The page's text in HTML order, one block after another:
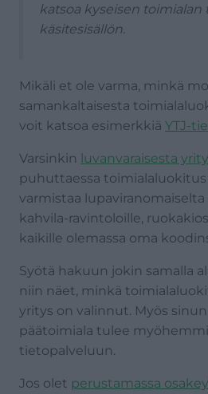
katsoa kyseisen toimialan
käsitesisällön.
Mikäli et ole varma, minkä
samankaltaisesta
voit katsoa esimerkkiä YTJ-
Varsinkin luvanvaraisesta
puhuttaessa
varmistaa lupaviranomaiselta
kahvila-ravintoloille,
kaikille olemassa oma
Syötä hakuun jokin samalla
niin näet, minkä
yritys on valinnut. Myös
päätoimiala tulee
tietopalveluun.
Jos olet perustamassa